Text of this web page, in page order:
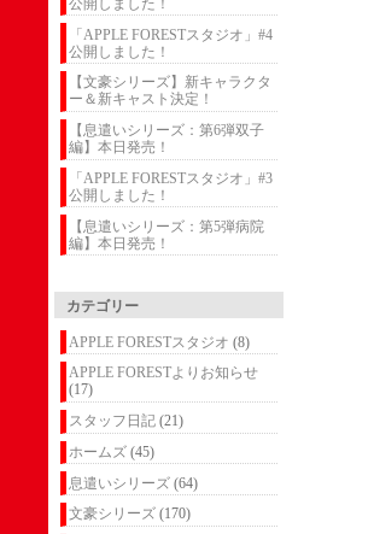
公開しました！
「APPLE FORESTスタジオ」#4
公開しました！
【文豪シリーズ】新キャラクタ
ー＆新キャスト決定！
【息遣いシリーズ：第6弾双子
編】本日発売！
「APPLE FORESTスタジオ」#3
公開しました！
【息遣いシリーズ：第5弾病院
編】本日発売！
カテゴリー
APPLE FORESTスタジオ (8)
APPLE FORESTよりお知らせ
(17)
スタッフ日記 (21)
ホームズ (45)
息遣いシリーズ (64)
文豪シリーズ (170)